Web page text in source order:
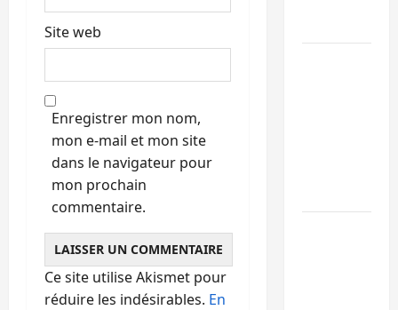
Site web
Enregistrer mon nom,
mon e-mail et mon site
dans le navigateur pour
mon prochain
commentaire.
Ce site utilise Akismet pour
réduire les indésirables. En